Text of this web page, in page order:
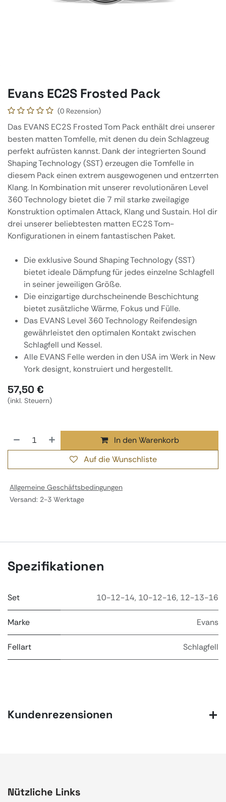
Evans EC2S Frosted Pack
(0 Rezension)
Das EVANS EC2S Frosted Tom Pack enthält drei unserer
besten matten Tomfelle, mit denen du dein Schlagzeug
perfekt aufrüsten kannst. Dank der integrierten Sound
Shaping Technology (SST) erzeugen die Tomfelle in
diesem Pack einen extrem ausgewogenen und entzerrten
Klang. In Kombination mit unserer revolutionären Level
360 Technology bietet die 7 mil starke zweilagige
Konstruktion optimalen Attack, Klang und Sustain. Hol dir
drei unserer beliebtesten matten EC2S Tom-
Konfigurationen in einem fantastischen Paket.
Die exklusive Sound Shaping Technology (SST)
bietet ideale Dämpfung für jedes einzelne Schlagfell
in seiner jeweiligen Größe.
Die einzigartige durchscheinende Beschichtung
bietet zusätzliche Wärme, Fokus und Fülle.
Das EVANS Level 360 Technology Reifendesign
gewährleistet den optimalen Kontakt zwischen
Schlagfell und Kessel.
Alle EVANS Felle werden in den USA im Werk in New
York designt, konstruiert und hergestellt.
57,50 €
(inkl. Steuern)
In den Warenkorb
Auf die Wunschliste
Allgemeine Geschäftsbedingungen
Versand: 2-3 Werktage
Spezifikationen
Set 10-12-14, 10-12-16, 12-13-16
Marke Evans
Fellart Schlagfell
Kundenrezensionen
Nützliche Links